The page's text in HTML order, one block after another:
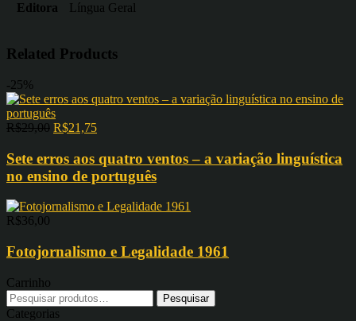
Editora Língua Geral
Related Products
-25%
R$29,00 R$21,75
Sete erros aos quatro ventos – a variação linguística
no ensino de português
R$36,00
Fotojornalismo e Legalidade 1961
Carrinho
Pesquisar
por:
Categorias